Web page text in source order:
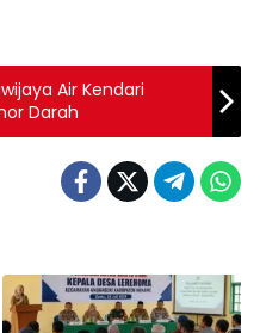
Air Kendari
Darah